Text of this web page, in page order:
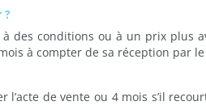
?
des conditions ou à un prix plus
à compter de sa réception par
de vente ou 4 mois s’il